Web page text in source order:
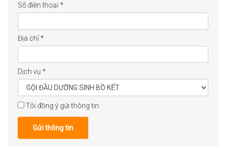
Số điện thoại *
Địa chỉ*
Dịch vụ *
Tôi đồng ý gửi thông tin
Gửi thông tin